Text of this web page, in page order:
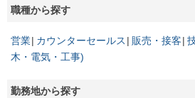
職種から探す
営業 カウンターセールス 販売・接客
木・電気・工事)
勤務地から探す